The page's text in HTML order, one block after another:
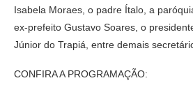
Isabela Moraes, o padre Ítalo, a
ex-prefeito Gustavo Soares, o
Júnior do Trapiá, entre demais
CONFIRA A PROGRAMAÇÃO: